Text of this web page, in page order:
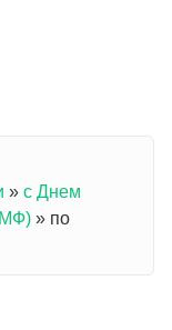
» с Днем
» по